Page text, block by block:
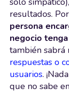
resultados.
persona
negocio
también sabrá
respuestas o
usuarios.
que no sabe